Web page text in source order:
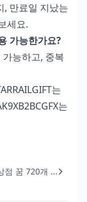
, 만료일 지났는
세요.
가능한가요?
능하고, 중복
는
는
점 꿈 720개 ...